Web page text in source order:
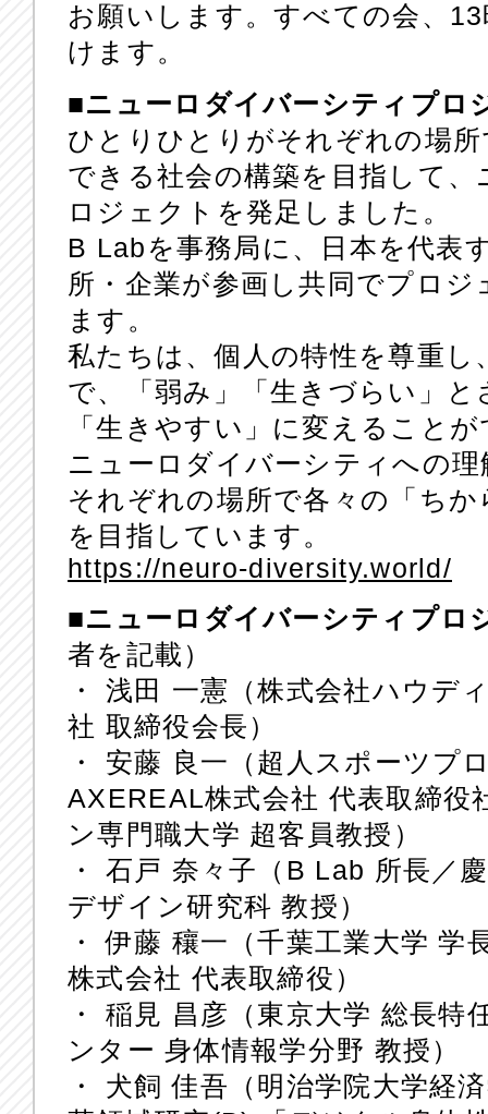
お願いします。すべての会、
けます。
■ニューロダイバーシティプロ
ひとりひとりがそれぞれの場
できる社会の構築を目指して
ロジェクトを発足しました。
B Labを事務局に、日本を代表
所・企業が参画し共同でプロ
ます。
私たちは、個人の特性を尊重
で、「弱み」「生きづらい」
「生きやすい」に変えること
ニューロダイバーシティへの
それぞれの場所で各々の「ち
を目指しています。
https://neuro-diversity.world/
■ニューロダイバーシティプロ
者を記載）
・ 浅田 一憲（株式会社ハウデ
社 取締役会長）
・ 安藤 良一（超人スポーツプ
AXEREAL株式会社 代表取締役
ン専門職大学 超客員教授）
・ 石戸 奈々子（B Lab 所長／
デザイン研究科 教授）
・ 伊藤 穰一（千葉工業大学
株式会社 代表取締役）
・ 稲見 昌彦（東京大学 総長特
ンター 身体情報学分野 教授）
・ 犬飼 佳吾（明治学院大学経